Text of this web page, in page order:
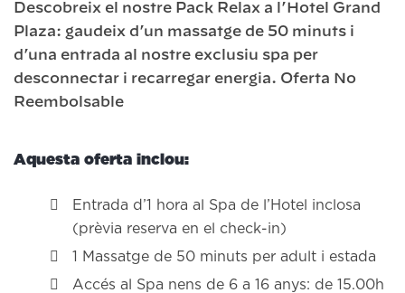
Descobreix el nostre Pack Relax a l’Hotel Grand
Plaza: gaudeix d’un massatge de 50 minuts i
d’una entrada al nostre exclusiu spa per
desconnectar i recarregar energia. Oferta No
Reembolsable
Aquesta oferta inclou:
Entrada d’1 hora al Spa de l’Hotel inclosa
(prèvia reserva en el check-in)
1 Massatge de 50 minuts per adult i estada
Accés al Spa nens de 6 a 16 anys: de 15.00h